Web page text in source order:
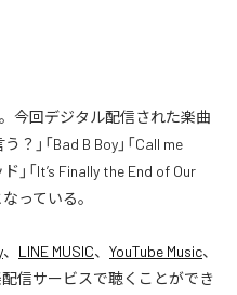
今回デジタル配信された楽曲
？」「Bad B Boy」「Call me
」「It’s Finally the End of Our
っている。
、 LINE MUSIC、 YouTube Music、
信サービスで聴くことができ